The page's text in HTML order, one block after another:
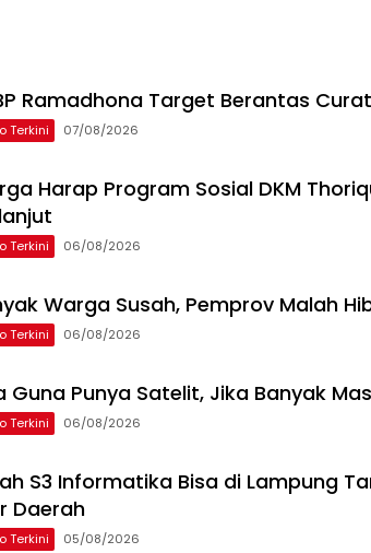
Ramadhona Target Berantas
Terkini 07/08/2026
Harap Program Sosial DKM
Terkini 06/08/2026
Warga Susah, Pemprov Malah
Terkini 06/08/2026
Guna Punya Satelit, Jika Banyak
Terkini 06/08/2026
S3 Informatika Bisa di Lampung
Daerah
Terkini 05/08/2026